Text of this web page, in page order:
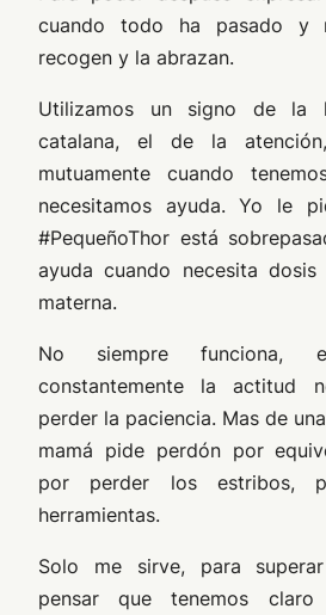
cuando todo ha pasado y
recogen y la abrazan.
Utilizamos un signo de la
catalana, el de la
mutuamente cuando
necesitamos ayuda. Yo le
#PequeñoThor está
ayuda cuando necesita
materna.
No siempre funciona,
constantemente la actitud
perder la paciencia. Mas de
mamá pide perdón por
por perder los estribos,
herramientas.
Solo me sirve, para
pensar que tenemos